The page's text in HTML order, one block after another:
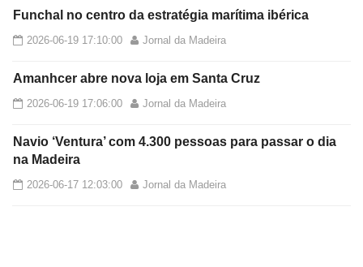
Funchal no centro da estratégia marítima ibérica
2026-06-19 17:10:00 Jornal da Madeira
Amanhcer abre nova loja em Santa Cruz
2026-06-19 17:06:00 Jornal da Madeira
Navio ‘Ventura’ com 4.300 pessoas para passar o dia
na Madeira
2026-06-17 12:03:00 Jornal da Madeira